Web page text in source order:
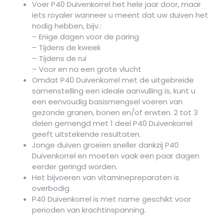
Voer P40 Duivenkorrel het hele jaar door, maar
iets royaler wanneer u meent dat uw duiven het
nodig hebben, bijv.:
– Enige dagen voor de paring
– Tijdens de kweek
– Tijdens de rui
– Voor en na een grote vlucht
Omdat P40 Duivenkorrel met de uitgebreide
samenstelling een ideale aanvulling is, kunt u
een eenvoudig basismengsel voeren van
gezonde granen, bonen en/of erwten. 2 tot 3
delen gemengd met 1 deel P40 Duivenkorrel
geeft uitstekende resultaten.
Jonge duiven groeien sneller dankzij P40
Duivenkorrel en moeten vaak een paar dagen
eerder geringd worden.
Het bijvoeren van vitaminepreparaten is
overbodig.
P40 Duivenkorrel is met name geschikt voor
perioden van krachtinspanning.